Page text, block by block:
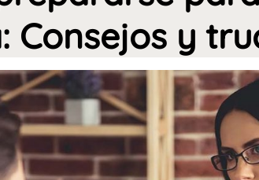
Consejos y